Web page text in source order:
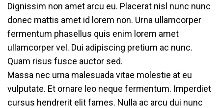
Dignissim non amet arcu eu. Placerat nisl nunc nunc
donec mattis amet id lorem non. Urna ullamcorper
fermentum phasellus quis enim lorem amet
ullamcorper vel. Dui adipiscing pretium ac nunc.
Quam risus fusce auctor sed.
Massa nec urna malesuada vitae molestie at eu
vulputate. Et ornare leo neque fermentum. Imperdiet
cursus hendrerit elit fames. Nulla ac arcu dui nunc